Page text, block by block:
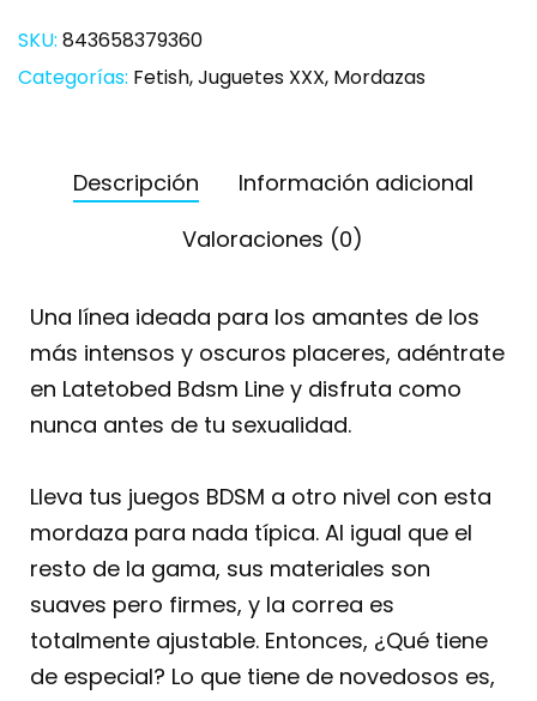
SKU: 843658379360
Categorías: Fetish,Juguetes XXX, Mordazas
Descripción
Información adicional
Valoraciones (0)
Una línea ideada para los amantes de los
más intensos y oscuros placeres, adéntrate
en Latetobed Bdsm Line y disfruta como
nunca antes de tu sexualidad.
Lleva tus juegos BDSM a otro nivel con esta
mordaza para nada típica. Al igual que el
resto de la gama, sus materiales son
suaves pero firmes, y la correa es
totalmente ajustable. Entonces, ¿Qué tiene
de especial? Lo que tiene de novedosos es,